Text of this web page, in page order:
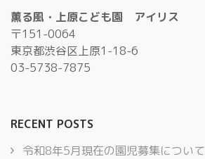
薫る風・上原こども園 アイリス
〒151-0064
東京都渋谷区上原1-18-6
03-5738-7875
RECENT POSTS
令和8年5月現在の園児募集について